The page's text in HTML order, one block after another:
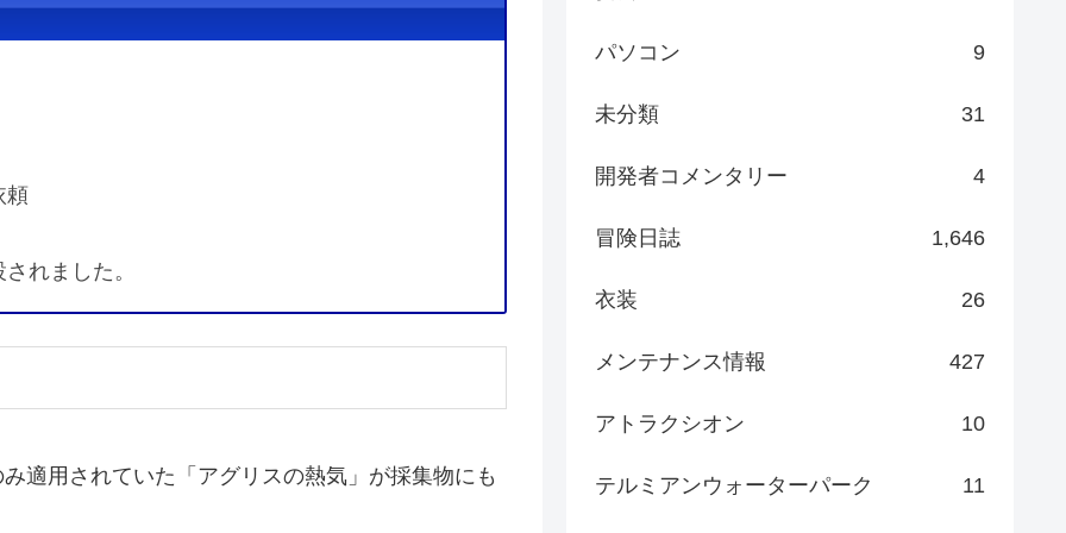
頼
れました。
適用されていた「アグリスの熱気」が採集物にも
パソコン 9
未分類 31
開発者コメンタリー 4
冒険日誌 1,646
衣装 26
メンテナンス情報 427
アトラクシオン 10
テルミアンウォーターパーク 11